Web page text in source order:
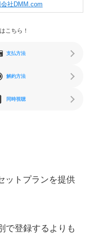
社DMM.com
こちら！
支払方法
解約方法
同時視聴
ットプランを提供
で登録するよりも